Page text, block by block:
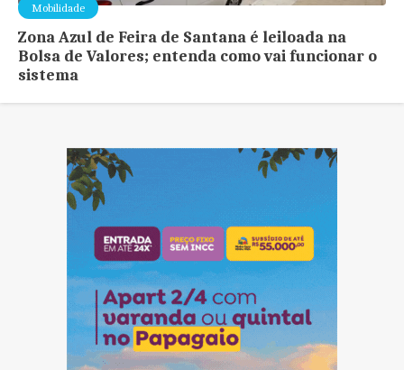
Mobilidade
Zona Azul de Feira de Santana é leiloada na
Bolsa de Valores; entenda como vai funcionar o
sistema